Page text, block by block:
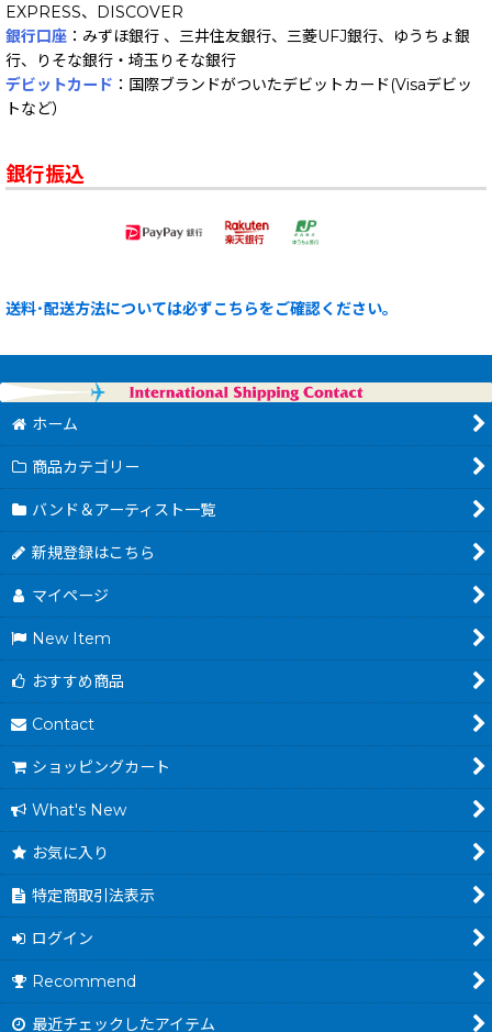
EXPRESS、DISCOVER
銀行口座 ：みずほ銀行 、三井住友銀行、三菱UFJ銀行、ゆうちょ銀
行、りそな銀行・埼玉りそな銀行
デビットカード ：国際ブランドがついたデビットカード(Visaデビッ
トなど）
銀行振込
送料･配送方法については必ずこちらをご確認ください。
ホーム
商品カテゴリー
バンド＆アーティスト一覧
新規登録はこちら
マイページ
New Item
おすすめ商品
Contact
ショッピングカート
What's New
お気に入り
特定商取引法表示
ログイン
Recommend
最近チェックしたアイテム